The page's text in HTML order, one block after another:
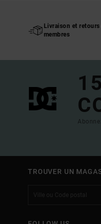
Livraison et
membres
TROUVER UN